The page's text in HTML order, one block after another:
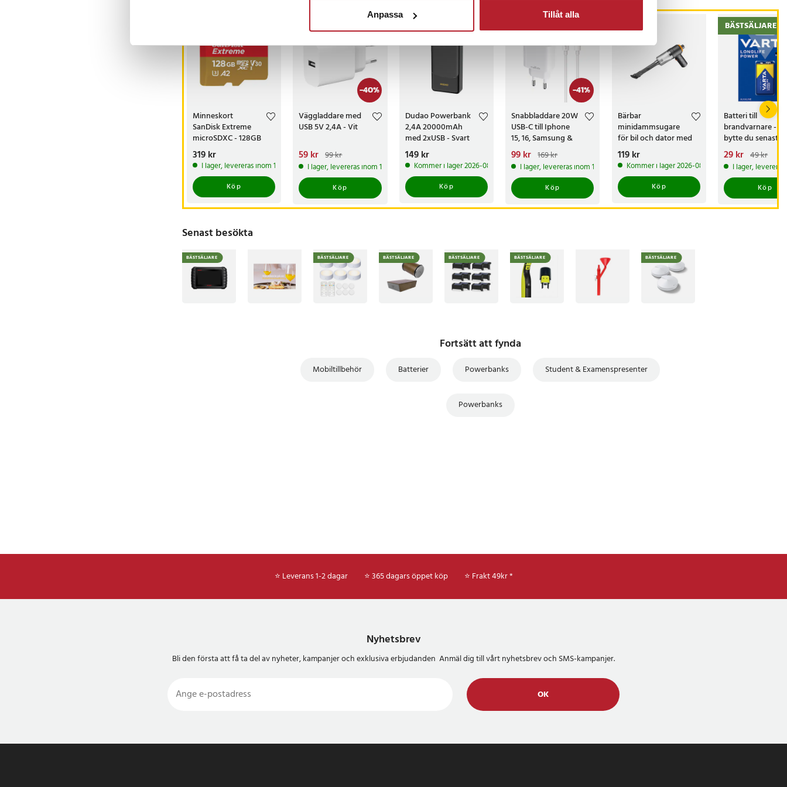
Anpassa Tillåt alla
Minneskort
SanDisk Extreme
microSDXC - 128GB
Pris :319 kr
319 kr
I lager, levereras inom 1-2 vardagar
Köp
-40%
Väggladdare med
USB 5V 2,4A - Vit
Nuvarande pris
59 krTidigare pris:99 kr
59 kr 99 kr
I lager, levereras inom 1-2 vardagar
Köp
Dudao Powerbank
2,4A 20000mAh
med 2xUSB - Svart
Pris:149 kr
149 kr
Kommer i lager 2026-08-14
Köp
-41%
Snabbladdare 20W
USB-C till Iphone
15, 16, Samsung &
Google + Kabel
Nuvarande pris
99 krTidigare pris:
169 kr
99 kr 169 kr
I lager, levereras inom 1-2 vardagar
Köp
Bärbar
minidammsugare
för bil och dator med
blåsfunktion
Pris :119 kr
119 kr
Kommer i lager 2026-08-12
Köp
BÄSTSÄLJARE
Batteri till
brandvarnare -
bytte du senast?
Nuvarande pris
29 krTidigare pris
29 kr 49 kr
I lager,
Köp
Senast besökta
BÄSTSÄLJARE BÄSTSÄLJARE BÄSTSÄLJARE BÄSTSÄLJARE BÄSTSÄLJARE BÄSTSÄLJARE
Fortsätt att fynda
Mobiltillbehör Batterier Powerbanks Student & Examenspresenter
Powerbanks
⭐ Leverans 1-2 dagar ⭐ 365 dagars öppet köp ⭐ Frakt 49kr *
Nyhetsbrev
Bli den första att få ta del av nyheter, kampanjer och exklusiva erbjudanden Anmäl dig till vårt nyhetsbrev och SMS-kampanjer.
OK